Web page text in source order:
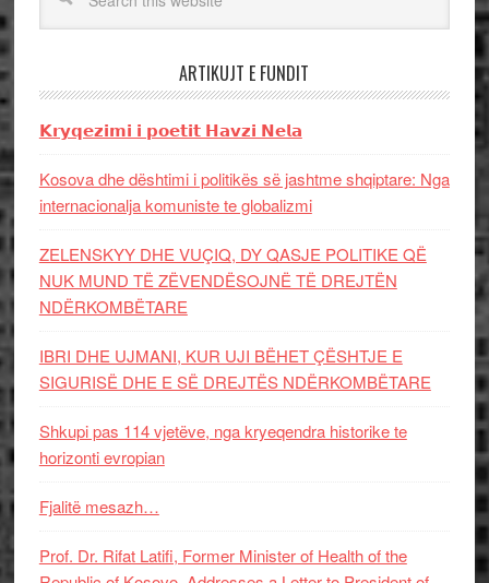
ARTIKUJT E FUNDIT
𝗞𝗿𝘆𝗾𝗲𝘇𝗶𝗺𝗶 𝗶 𝗽𝗼𝗲𝘁𝗶𝘁 𝗛𝗮𝘃𝘇𝗶 𝗡𝗲𝗹𝗮
Kosova dhe dështimi i politikës së jashtme shqiptare: Nga
internacionalja komuniste te globalizmi
ZELENSKYY DHE VUÇIQ, DY QASJE POLITIKE QË
NUK MUND TË ZËVENDËSOJNË TË DREJTËN
NDËRKOMBËTARE
IBRI DHE UJMANI, KUR UJI BËHET ÇËSHTJE E
SIGURISË DHE E SË DREJTËS NDËRKOMBËTARE
Shkupi pas 114 vjetëve, nga kryeqendra historike te
horizonti evropian
Fjalitë mesazh…
Prof. Dr. Rifat Latifi, Former Minister of Health of the